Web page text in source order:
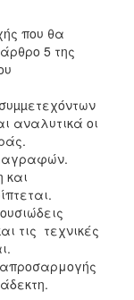
που θα
5 της
αναλυτικά οι
και
τις τεχνικές